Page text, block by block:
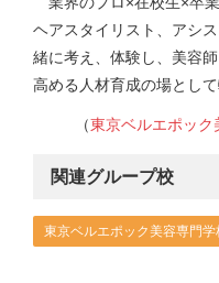
ヘアスタイリスト、アシ
緒に考え、体験し、美容
高める人材育成の場とし
（東京ベルエポック
関連グループ校
東京ベルエポック美容専門学